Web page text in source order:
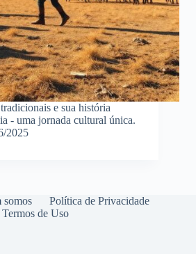
e sua história
- uma jornada cultural única.
2025
somos
Política de Privacidade
Termos de Uso